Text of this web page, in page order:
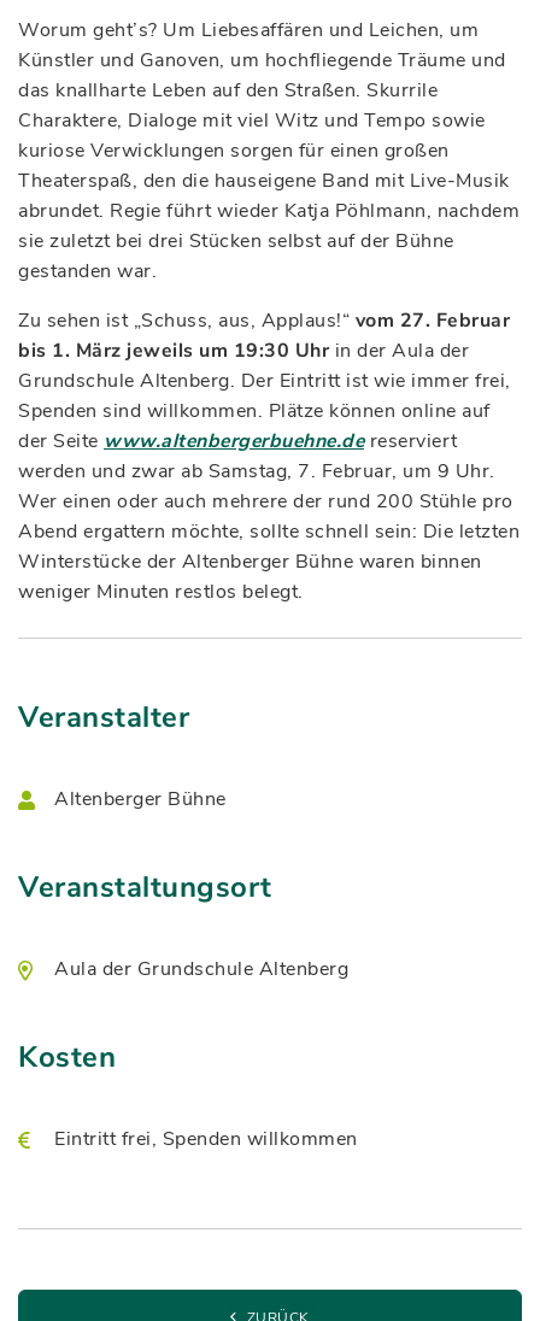
Worum geht’s? Um Liebesaffären und Leichen, um
Künstler und Ganoven, um hochfliegende Träume und
das knallharte Leben auf den Straßen. Skurrile
Charaktere, Dialoge mit viel Witz und Tempo sowie
kuriose Verwicklungen sorgen für einen großen
Theaterspaß, den die hauseigene Band mit Live-Musik
abrundet. Regie führt wieder Katja Pöhlmann, nachdem
sie zuletzt bei drei Stücken selbst auf der Bühne
gestanden war.
Zu sehen ist „Schuss, aus, Applaus!“ vom 27. Februar
bis 1. März jeweils um 19:30 Uhr in der Aula der
Grundschule Altenberg. Der Eintritt ist wie immer frei,
Spenden sind willkommen. Plätze können online auf
der Seite www.altenbergerbuehne.dereserviert
werden und zwar ab Samstag, 7. Februar, um 9 Uhr.
Wer einen oder auch mehrere der rund 200 Stühle pro
Abend ergattern möchte, sollte schnell sein: Die letzten
Winterstücke der Altenberger Bühne waren binnen
weniger Minuten restlos belegt.
Veranstalter
Altenberger Bühne
Veranstaltungsort
Aula der Grundschule Altenberg
Kosten
Eintritt frei, Spenden willkommen
ZURÜCK